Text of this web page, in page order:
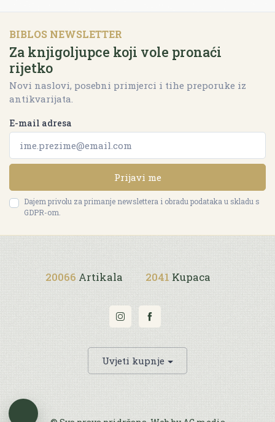
BIBLOS NEWSLETTER
Za knjigoljupce koji vole pronaći
rijetko
Novi naslovi, posebni primjerci i tihe preporuke iz
antikvarijata.
E-mail adresa
Prijavi me
Dajem privolu za primanje newslettera i obradu podataka u skladu s
GDPR-om.
20066 Artikala 2041 Kupaca
Uvjeti kupnje